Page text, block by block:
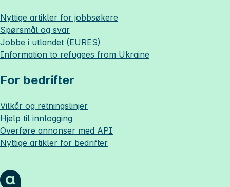
Nyttige artikler for jobbsøkere
Spørsmål og svar
Jobbe i utlandet (EURES)
Information to refugees from Ukraine
For bedrifter
Vilkår og retningslinjer
Hjelp til innlogging
Overføre annonser med API
Nyttige artikler for bedrifter